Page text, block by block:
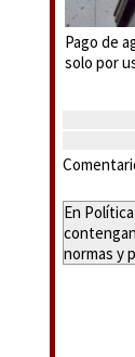
Pago de
solo por
En
normas y